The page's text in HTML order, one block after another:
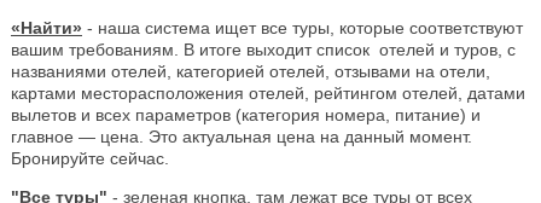
«Найти» - наша система ищет все туры, которые соответствуют
вашим требованиям. В итоге выходит список отелей и туров, с
названиями отелей, категорией отелей, отзывами на отели,
картами месторасположения отелей, рейтингом отелей, датами
вылетов и всех параметров (категория номера, питание) и
главное — цена. Это актуальная цена на данный момент.
Бронируйте сейчас.
"Все туры" - зеленая кнопка, там лежат все туры от всех